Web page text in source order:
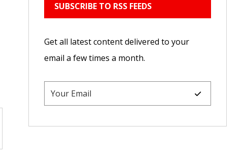
SUBSCRIBE TO RSS FEEDS
Get all latest content delivered to your
email a few times a month.